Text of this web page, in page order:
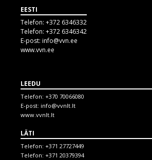
EESTI
Telefon: +372 6346332
Telefon: +372 6346342
E-post: info@vvn.ee
www.vvn.ee
LEEDU
Telefon: +370 70066080
E-post: info@vvnlt.lt
www.vvnlt.lt
LÄTI
Telefon: +371 27727449
Telefon: +371 20379394